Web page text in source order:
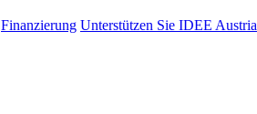
Finanzierung Unterstützen Sie IDEE Austria